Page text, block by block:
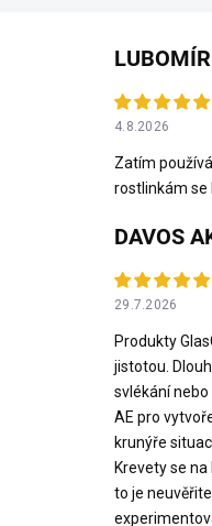
4.8.2026
Zatím
rostlinkám se
DAVOS
29.7.2026
Produkty
jistotou.
svlékání
AE pro
krunýře
Krevety se
to je